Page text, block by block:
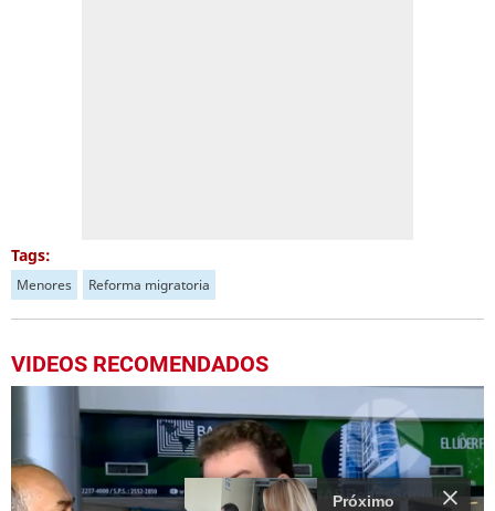
Tags:
Menores Reforma migratoria
VIDEOS RECOMENDADOS
Próximo